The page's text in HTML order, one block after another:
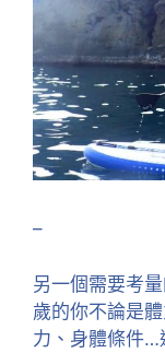
–
另一個需要考
歲的你不論是
力、身體條件…